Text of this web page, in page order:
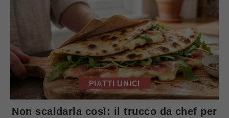
PIATTI UNICI
Non scaldarla così: il trucco da chef per